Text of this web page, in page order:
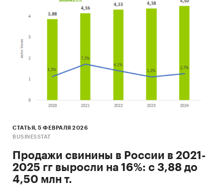
СТАТЬЯ, 5 ФЕВРАЛЯ 2026
BUSINESSTAT
Продажи свинины в России в 2021-
2025 гг выросли на 16%: с 3,88 до
4,50 млн т.